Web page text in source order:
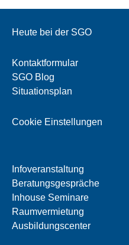
Heute bei der SGO
Kontaktformular
SGO Blog
Situationsplan
Cookie Einstellungen
Infoveranstaltung
Beratungsgespräche
Inhouse Seminare
Raumvermietung
Ausbildungscenter